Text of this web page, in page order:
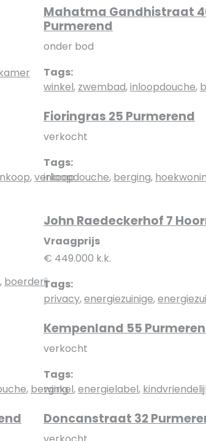
Mahatma Gandhistraat
Purmerend
onder bod
Tags:
winkel, zwembad,inloopdouche,
,verkoop
Fioringras 25 Purmerend
verkocht
Tags:
inloopdouche, berging,
, boerderij
John Raedeckerhof 7
Vraagprijs
€ 449.000 k.k.
Tags:
privacy,energiezuinige,
, berging
Kempenland 55
verkocht
Tags:
winkel,energielabel,
Doncanstraat 32